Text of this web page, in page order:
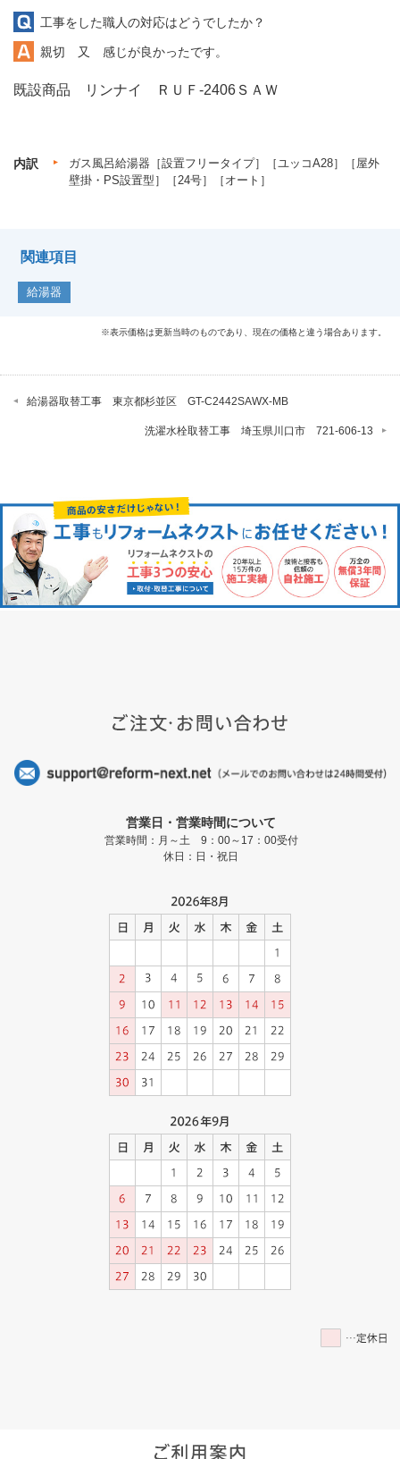
工事をした職人の対応はどうでしたか？
親切 又 感じが良かったです。
既設商品 リンナイ ＲＵＦ-2406ＳＡＷ
内訳
ガス風呂給湯器［設置フリータイプ］［ユッコA28］［屋外
壁掛・PS設置型］［24号］［オート］
関連項目
給湯器
※表示価格は更新当時のものであり、現在の価格と違う場合あります。
給湯器取替工事 東京都杉並区 GT-C2442SAWX-MB
洗濯水栓取替工事 埼玉県川口市 721-606-13
営業日・営業時間について
営業時間：月～土 9：00～17：00受付
休日：日・祝日